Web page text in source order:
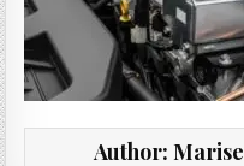
Author: Marise